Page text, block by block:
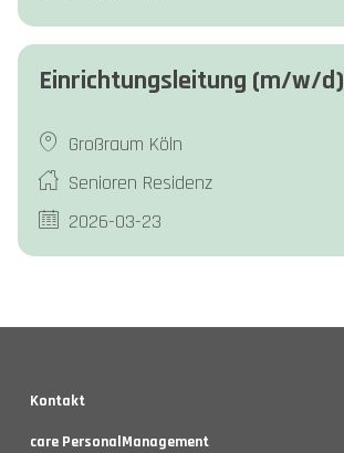
Einrichtungsleitung (m/w/d)
Großraum Köln
Senioren Residenz
2026-03-23
Kontakt
care PersonalManagement